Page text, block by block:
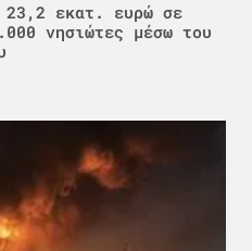
εκατ. ευρώ σε
νησιώτες μέσω του